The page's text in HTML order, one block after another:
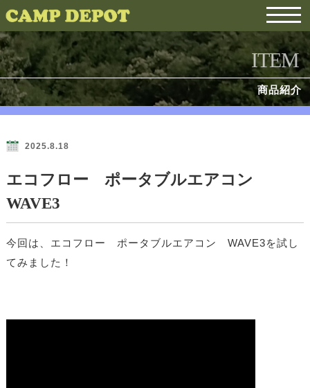
ITEM
商品紹介
2025.8.18
エコフロー ポータブルエアコン
WAVE3
今回は、エコフロー ポータブルエアコン WAVE3を試し
てみました！